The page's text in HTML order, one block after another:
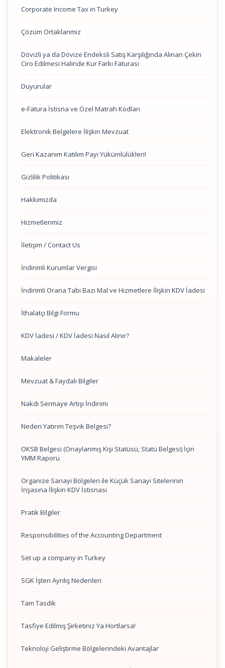
Corporate Income Tax in Turkey
Çözüm Ortaklarımız
Dövizli ya da Dövize Endeksli Satış Karşılığında Alınan Çekin
Ciro Edilmesi Halinde Kur Farkı Faturası
Duyurular
e-Fatura İstisna ve Özel Matrah Kodları
Elektronik Belgelere İlişkin Mevzuat
Geri Kazanım Katılım Payı Yükümlülükleri!
Gizlilik Politikası
Hakkımızda
Hizmetlerimiz
İletişim / Contact Us
İndirimli Kurumlar Vergisi
İndirimli Orana Tabi Bazı Mal ve Hizmetlere İlişkin KDV İadesi
İthalatçı Bilgi Formu
KDV İadesi / KDV İadesi Nasıl Alınır?
Makaleler
Mevzuat & Faydalı Bilgiler
Nakdi Sermaye Artışı İndirimi
Neden Yatırım Teşvik Belgesi?
OKSB Belgesi (Onaylanmış Kişi Statüsü, Statü Belgesi) İçin
YMM Raporu
Organize Sanayi Bölgeleri ile Küçük Sanayi Sitelerinin
İnşasına İlişkin KDV İstisnası
Pratik Bilgiler
Responsibilities of the Accounting Department
Set up a company in Turkey
SGK İşten Ayrılış Nedenleri
Tam Tasdik
Tasfiye Edilmiş Şirketiniz Ya Hortlarsa!
Teknoloji Geliştirme Bölgelerindeki Avantajlar